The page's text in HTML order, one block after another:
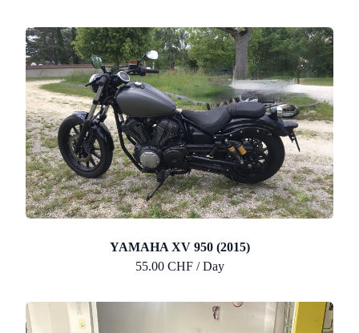
YAMAHA XV 950 (2015)
55.00 CHF / Day